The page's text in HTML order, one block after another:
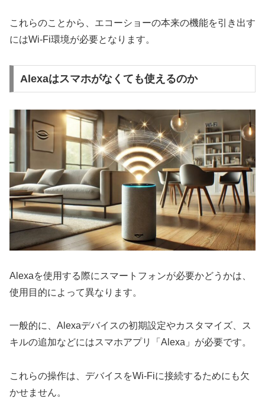
これらのことから、エコーショーの本来の機能を引き出す
にはWi-Fi環境が必要となります。
Alexaはスマホがなくても使えるのか
Alexaを使用する際にスマートフォンが必要かどうかは、
使用目的によって異なります。
一般的に、Alexaデバイスの初期設定やカスタマイズ、ス
キルの追加などにはスマホアプリ「Alexa」が必要です。
これらの操作は、デバイスをWi-Fiに接続するためにも欠
かせません。